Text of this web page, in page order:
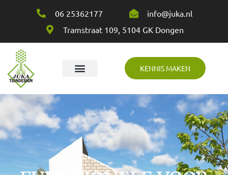
06 25362177
info@juka.nl
Tramstraat 109, 5104 GK Dongen
KENNIS MAKEN